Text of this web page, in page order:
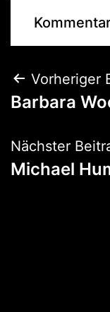
Vorheriger
Barbara
Nächster
Michael